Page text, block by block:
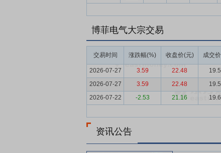
要点4：绝缘材料行业
绝缘材料作为电
业2025年市场规模预计将达到1,305亿
在耐高压、耐高温、耐腐蚀、阻燃等方
要点5：技术研发优势
公司深耕绝缘材
持续对新技术、新工艺进行研发和应用
求为导向，以技术创新为驱动的经营理
等多专业的优秀人才，在绝缘材料领域
期末，公司共拥有93项发明专利、43项
承担了国家火炬计划产业化示范项目、
奖、浙江制造认证、嘉兴市科学技术进
+X”科技计划第一批项目。
绝缘材料生产企
博菲电气大宗交易
交易时间 涨跌幅(%) 收盘价(元) 成交
2026-07-27 3.59 22.48
2026-07-27
3.59 22.48
2026-07-22
-2.53 21.16
资讯公告